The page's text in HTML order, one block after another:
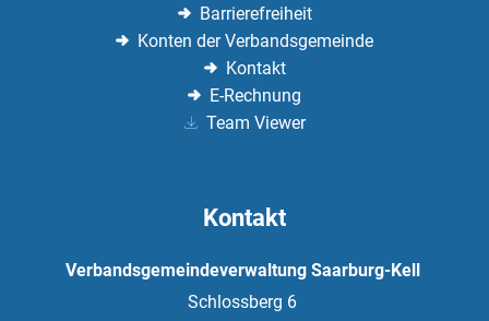
Barrierefreiheit
Konten der Verbandsgemeinde
Kontakt
E-Rechnung
Team Viewer
Kontakt
Verbandsgemeindeverwaltung Saarburg-Kell
Schlossberg 6